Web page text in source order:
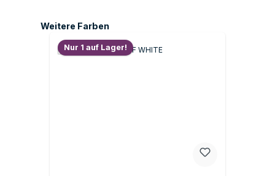
Produktgalerie überspringen
Weitere Farben
Nur 1 auf Lager!